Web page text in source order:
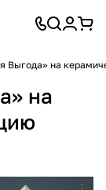
Выгода» на
на